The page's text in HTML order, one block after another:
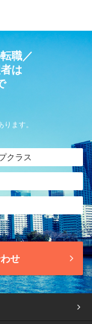
職／
は
ます。
クラス
せ